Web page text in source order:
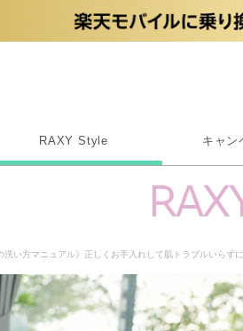
RAXY Style キャン
洗い方マニュアル》正しくお手入れして肌トラブルいらず